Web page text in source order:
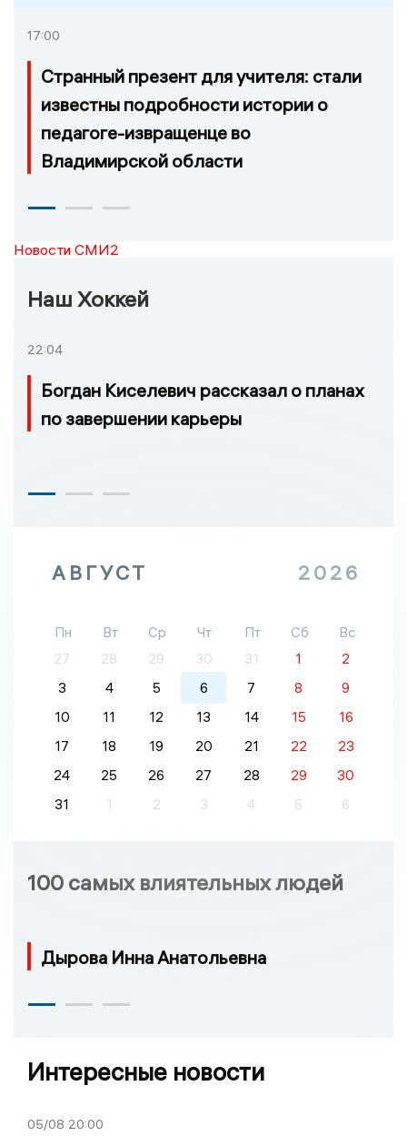
17:00
Странный презент для учителя: стали
известны подробности истории о
педагоге-извращенце во
Владимирской области
Новости СМИ2
Наш Хоккей
22:04
Богдан Киселевич рассказал о планах
по завершении карьеры
АВГУСТ 2026
Пн Вт Ср Чт Пт Сб
Вс
27
28 29 30 31 1
2
3
4 5 6 7 8
9
10
11 12 13 14 15
16
17
18 19 20 21 22
23
24
25 26 27 28 29
30
31
1 2 3 4 5 6
100 самых влиятельных людей
Дырова Инна Анатольевна
Интересные новости
05/08 20:00